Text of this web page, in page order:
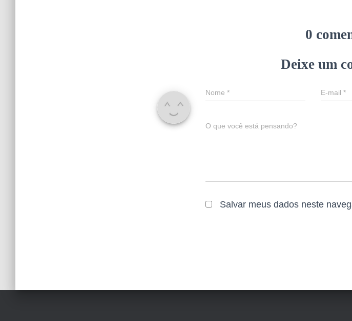
0
Deixe um
Nome * E-mail*
O que você está pensando?
Salvar meus dados neste